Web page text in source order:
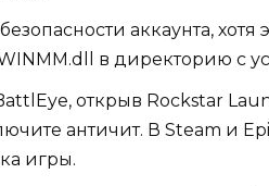
аккаунта, хотя
в директорию с
открыв Rockstar
античит. В Steam и
игры.